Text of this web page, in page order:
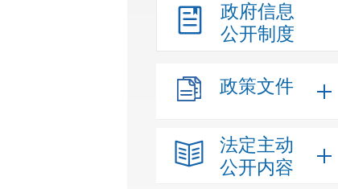
政府信息
公开制度
政策文件
法定主动
公开内容